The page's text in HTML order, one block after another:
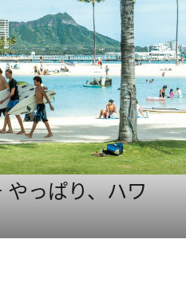
やっぱり、ハワ